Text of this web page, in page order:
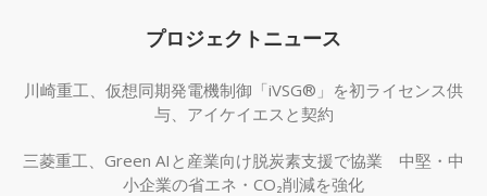
プロジェクトニュース
川崎重工、仮想同期発電機制御「iVSG®」を初ライセンス供
与、アイケイエスと契約
三菱重工、Green AIと産業向け脱炭素支援で協業 中堅・中
小企業の省エネ・CO₂削減を強化